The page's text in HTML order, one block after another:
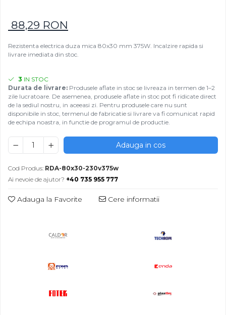
Rezistente Ceramice
Rezistentele tubulare flexibile
Incalzitor ceramic infrarosu
Rezistenta cuptor
88,29 RON
Rezistenta electrica duza mica 80x30 mm 375W. Incalzire rapida si
livrare imediata din stoc.
3 IN STOC
Durata de livrare: Produsele aflate in stoc se livreaza in termen de 1–2
zile lucratoare. De asemenea, produsele aflate in stoc pot fi ridicate direct
de la sediul nostru, in aceeasi zi. Pentru produsele care nu sunt
disponibile in stoc, termenul de fabricatie si livrare va fi comunicat rapid
de echipa noastra, in functie de programul de productie.
Adauga in cos
Cod Produs: RDA-80x30-230v375w
Ai nevoie de ajutor? +40 735 955 777
Adauga la Favorite Cere informatii